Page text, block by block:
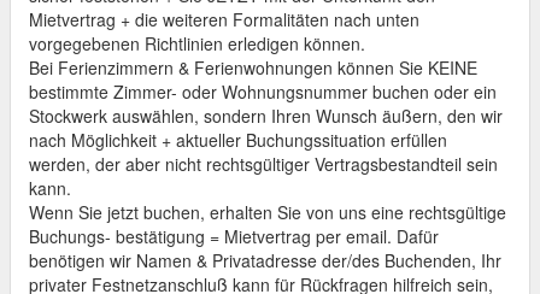
Mietvertrag + die weiteren Formalitäten nach unten
vorgegebenen Richtlinien erledigen können.
Bei Ferienzimmern & Ferienwohnungen können Sie KEINE
bestimmte Zimmer- oder Wohnungsnummer buchen oder ein
Stockwerk auswählen, sondern Ihren Wunsch äußern, den wir
nach Möglichkeit + aktueller Buchungssituation erfüllen
werden, der aber nicht rechtsgültiger Vertragsbestandteil sein
kann.
Wenn Sie jetzt buchen, erhalten Sie von uns eine rechtsgültige
Buchungs- bestätigung = Mietvertrag per email. Dafür
benötigen wir Namen & Privatadresse der/des Buchenden, Ihr
privater Festnetzanschluß kann für Rückfragen hilfreich sein,